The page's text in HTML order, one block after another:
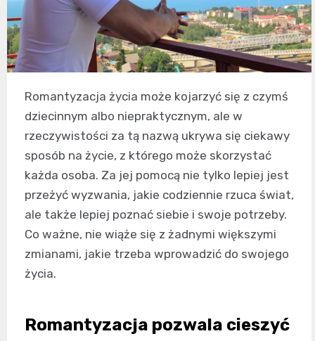
Romantyzacja życia może kojarzyć się z czymś
dziecinnym albo niepraktycznym, ale w
rzeczywistości za tą nazwą ukrywa się ciekawy
sposób na życie, z którego może skorzystać
każda osoba. Za jej pomocą nie tylko lepiej jest
przeżyć wyzwania, jakie codziennie rzuca świat,
ale także lepiej poznać siebie i swoje potrzeby.
Co ważne, nie wiąże się z żadnymi większymi
zmianami, jakie trzeba wprowadzić do swojego
życia.
Romantyzacja pozwala cieszyć